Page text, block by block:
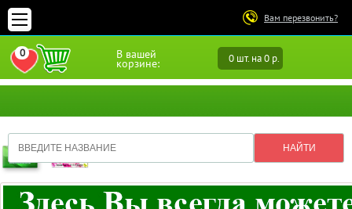
Вам перезвонить?
В вашей
корзине: 0 шт. на 0 р.
0
ПЕРЕЙТИ В ИЗБРАННОЕ